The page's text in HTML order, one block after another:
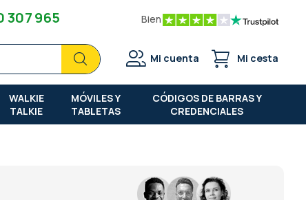
307 965 Bien
BuscarBuscar
Mi cuenta Mi cesta
WALKIE
TALKIE
MÓVILES Y
TABLETAS
CÓDIGOS DE BARRAS Y
CREDENCIALES